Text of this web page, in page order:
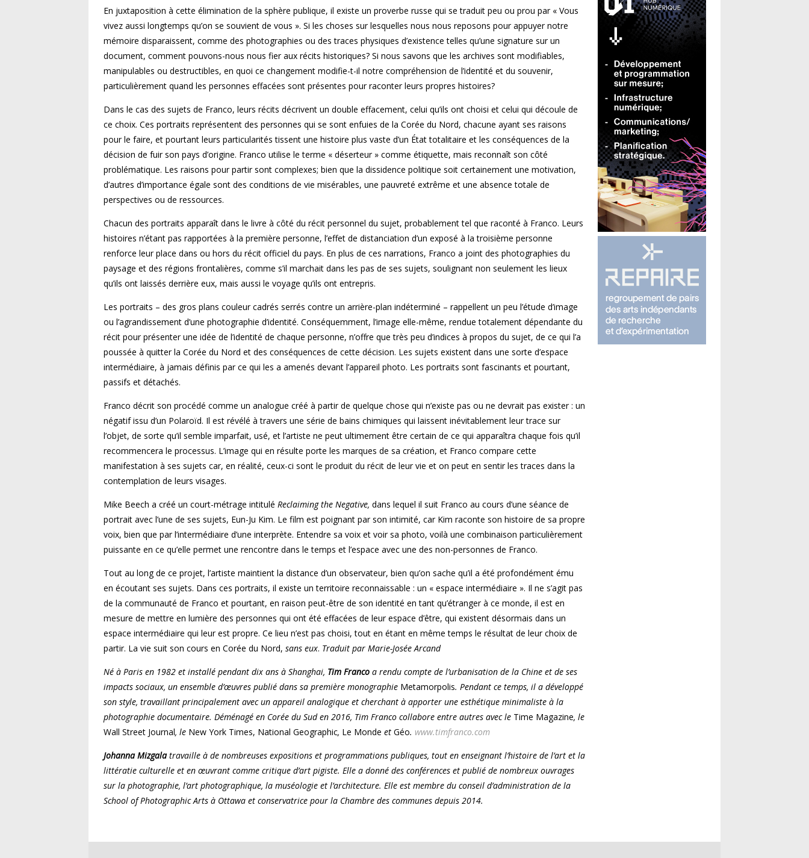
En juxtaposition à cette élimination de la sphère publique, il existe un proverbe russe qui se traduit peu ou prou par « Vous
vivez aussi longtemps qu’on se souvient de vous ». Si les choses sur lesquelles nous nous reposons pour appuyer notre
mémoire disparaissent, comme des photographies ou des traces physiques d’existence telles qu’une signature sur un
document, comment pouvons-nous nous fier aux récits historiques? Si nous savons que les archives sont modifiables,
manipulables ou destructibles, en quoi ce changement modifie-t-il notre compréhension de l’identité et du souvenir,
particulièrement quand les personnes effacées sont présentes pour raconter leurs propres histoires?
Dans le cas des sujets de Franco, leurs récits décrivent un double effacement, celui qu’ils ont choisi et celui qui découle de
ce choix. Ces portraits représentent des personnes qui se sont enfuies de la Corée du Nord, chacune ayant ses raisons
pour le faire, et pourtant leurs particularités tissent une histoire plus vaste d’un État totalitaire et les conséquences de la
décision de fuir son pays d’origine. Franco utilise le terme « déserteur » comme étiquette, mais reconnaît son côté
problématique. Les raisons pour partir sont complexes; bien que la dissidence politique soit certainement une motivation,
d’autres d’importance égale sont des conditions de vie misérables, une pauvreté extrême et une absence totale de
perspectives ou de ressources.
Chacun des portraits apparaît dans le livre à côté du récit personnel du sujet, probablement tel que raconté à Franco. Leurs
histoires n’étant pas rapportées à la première personne, l’effet de distanciation d’un exposé à la troisième personne
renforce leur place dans ou hors du récit officiel du pays. En plus de ces narrations, Franco a joint des photographies du
paysage et des régions frontalières, comme s’il marchait dans les pas de ses sujets, soulignant non seulement les lieux
qu’ils ont laissés derrière eux, mais aussi le voyage qu’ils ont entrepris.
Les portraits – des gros plans couleur cadrés serrés contre un arrière-plan indéterminé – rappellent un peu l’étude d’image
ou l’agrandissement d’une photographie d’identité. Conséquemment, l’image elle-même, rendue totalement dépendante du
récit pour présenter une idée de l’identité de chaque personne, n’offre que très peu d’indices à propos du sujet, de ce qui l’a
poussée à quitter la Corée du Nord et des conséquences de cette décision. Les sujets existent dans une sorte d’espace
intermédiaire, à jamais définis par ce qui les a amenés devant l’appareil photo. Les portraits sont fascinants et pourtant,
passifs et détachés.
Franco décrit son procédé comme un analogue créé à partir de quelque chose qui n’existe pas ou ne devrait pas exister : un
négatif issu d’un Polaroïd. Il est révélé à travers une série de bains chimiques qui laissent inévitablement leur trace sur
l’objet, de sorte qu’il semble imparfait, usé, et l’artiste ne peut ultimement être certain de ce qui apparaîtra chaque fois qu’il
recommencera le processus. L’image qui en résulte porte les marques de sa création, et Franco compare cette
manifestation à ses sujets car, en réalité, ceux-ci sont le produit du récit de leur vie et on peut en sentir les traces dans la
contemplation de leurs visages.
Mike Beech a créé un court-métrage intitulé Reclaiming the Negative, dans lequel il suit Franco au cours d’une séance de
portrait avec l’une de ses sujets, Eun-Ju Kim. Le film est poignant par son intimité, car Kim raconte son histoire de sa propre
voix, bien que par l’intermédiaire d’une interprète. Entendre sa voix et voir sa photo, voilà une combinaison particulièrement
puissante en ce qu’elle permet une rencontre dans le temps et l’espace avec une des non-personnes de Franco.
Tout au long de ce projet, l’artiste maintient la distance d’un observateur, bien qu’on sache qu’il a été profondément ému
en écoutant ses sujets. Dans ces portraits, il existe un territoire reconnaissable : un « espace intermédiaire ». Il ne s’agit pas
de la communauté de Franco et pourtant, en raison peut-être de son identité en tant qu’étranger à ce monde, il est en
mesure de mettre en lumière des personnes qui ont été effacées de leur espace d’être, qui existent désormais dans un
espace intermédiaire qui leur est propre. Ce lieu n’est pas choisi, tout en étant en même temps le résultat de leur choix de
partir. La vie suit son cours en Corée du Nord, sans eux. Traduit par Marie-Josée Arcand
Né à Paris en 1982 et installé pendant dix ans à Shanghai, Tim Franco a rendu compte de l’urbanisation de la Chine et de ses
impacts sociaux, un ensemble d’œuvres publié dans sa première monographie Metamorpolis. Pendant ce temps, il a développé
son style, travaillant principalement avec un appareil analogique et cherchant à apporter une esthétique minimaliste à la
photographie documentaire. Déménagé en Corée du Sud en 2016, Tim Franco collabore entre autres avec le Time Magazine, le
Wall Street Journal, le New York Times, National Geographic, Le Monde et Géo. www.timfranco.com
Johanna Mizgalatravaille à de nombreuses expositions et programmations publiques, tout en enseignant l’histoire de l’art et la
littératie culturelle et en œuvrant comme critique d’art pigiste. Elle a donné des conférences et publié de nombreux ouvrages
sur la photographie, l’art photographique, la muséologie et l’architecture. Elle est membre du conseil d’administration de la
School of Photographic Arts à Ottawa et conservatrice pour la Chambre des communes depuis 2014.